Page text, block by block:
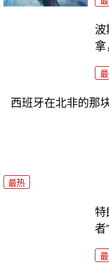
波
拿
西班牙在北非的那
最热
特
者